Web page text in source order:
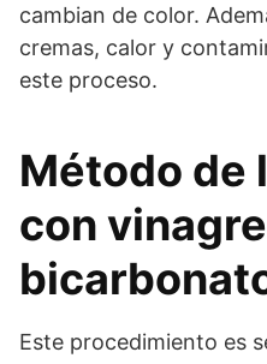
cambian de color.
cremas, calor y
este proceso.
Método de
con
Este procedimiento es